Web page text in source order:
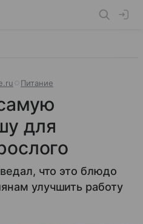
Питание
для
что это блюдо
улучшить работу